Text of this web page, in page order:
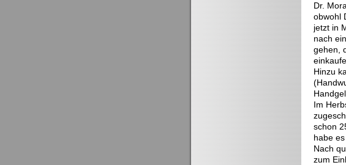
Dr.
obwohl
jetzt in
nach
gehen,
Hinzu
Im
schon
habe
Nach
zum